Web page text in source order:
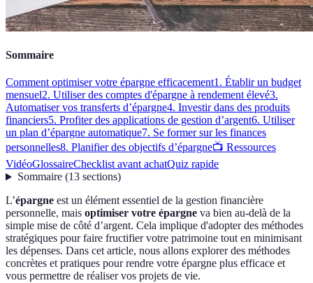
Sommaire
Comment optimiser votre épargne efficacement1. Établir un budget
mensuel2. Utiliser des comptes d'épargne à rendement élevé3.
Automatiser vos transferts d’épargne4. Investir dans des produits
financiers5. Profiter des applications de gestion d’argent6. Utiliser
un plan d’épargne automatique7. Se former sur les finances
personnelles8. Planifier des objectifs d’épargne📺 Ressources
VidéoGlossaireChecklist avant achatQuiz rapide
Sommaire(13 sections)
L’épargne est un élément essentiel de la gestion financière
personnelle, mais optimiser votre épargne va bien au-delà de la
simple mise de côté d’argent. Cela implique d'adopter des méthodes
stratégiques pour faire fructifier votre patrimoine tout en minimisant
les dépenses. Dans cet article, nous allons explorer des méthodes
concrètes et pratiques pour rendre votre épargne plus efficace et
vous permettre de réaliser vos projets de vie.